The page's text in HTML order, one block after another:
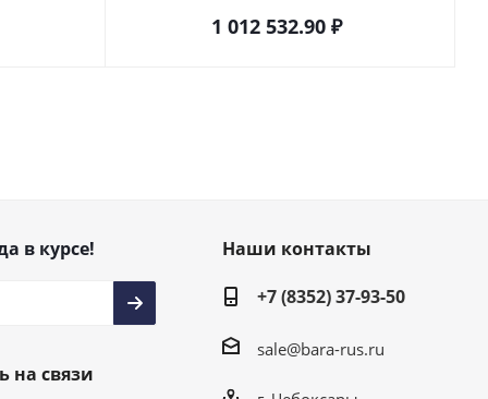
1 012 532.90 ₽
в курсе!
на связи
Наши контакты
+7 (8352) 37-93-50
sale@bara-rus.ru